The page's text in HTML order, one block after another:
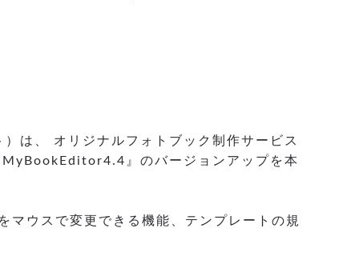
は、 オリジナルフォトブック制作サービス
』のバージョンアップを本
ウスで変更できる機能、テンプレートの規